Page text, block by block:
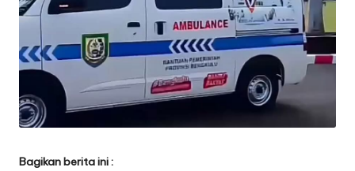
Bagikan berita ini :